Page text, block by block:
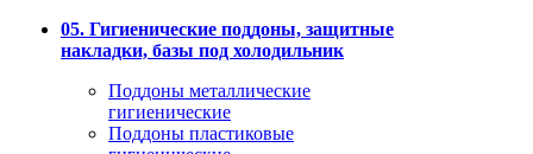
05. Гигиенические поддоны, защитные
накладки, базы под холодильник
Поддоны металлические
гигиенические
Поддоны пластиковые